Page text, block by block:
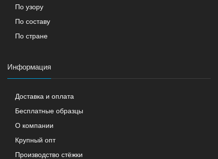
По узору
По составу
По стране
Информация
Доставка и оплата
Бесплатные образцы
О компании
Крупный опт
Производство стёжки